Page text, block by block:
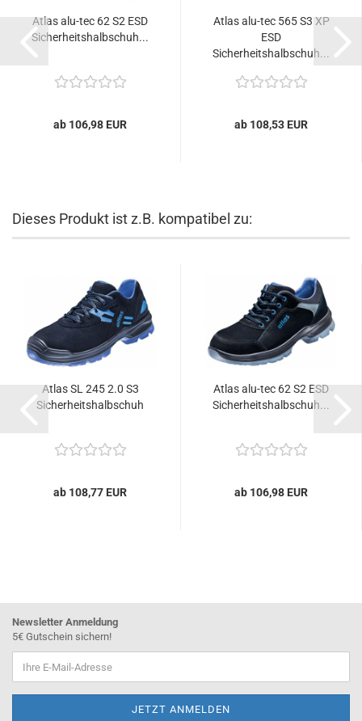
Atlas alu-tec 62 S2 ESD
Sicherheitshalbschuh...
ab 106,98 EUR
Atlas alu-tec 565 S3 XP
ESD
Sicherheitshalbschuh...
ab 108,53 EUR
Dieses Produkt ist z.B. kompatibel zu:
Atlas SL 245 2.0 S3
Sicherheitshalbschuh
ab 108,77 EUR
Atlas alu-tec 62 S2 ESD
Sicherheitshalbschuh...
ab 106,98 EUR
Newsletter Anmeldung
5€ Gutschein sichern!